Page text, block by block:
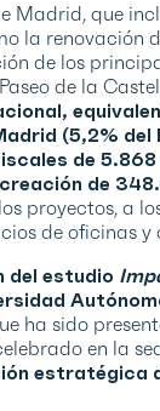
Madrid, que
la renovación
de los
de la
(5,2% del
de
de
proyectos, a
de oficinas
del estudio
ha sido
en la
estratégica